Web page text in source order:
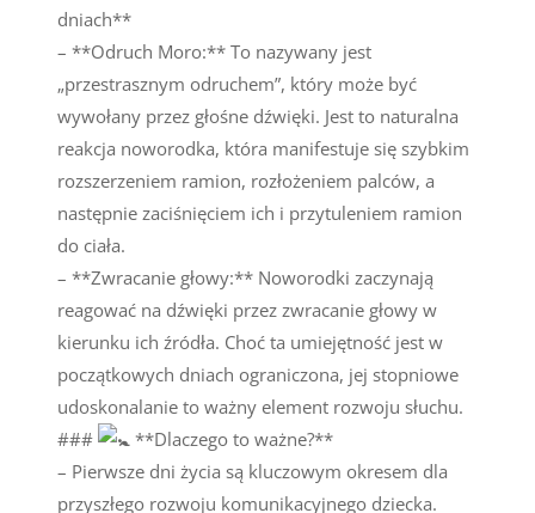
dniach**
– **Odruch Moro:** To nazywany jest
„przestrasznym odruchem”, który może być
wywołany przez głośne dźwięki. Jest to naturalna
reakcja noworodka, która manifestuje się szybkim
rozszerzeniem ramion, rozłożeniem palców, a
następnie zaciśnięciem ich i przytuleniem ramion
do ciała.
– **Zwracanie głowy:** Noworodki zaczynają
reagować na dźwięki przez zwracanie głowy w
kierunku ich źródła. Choć ta umiejętność jest w
początkowych dniach ograniczona, jej stopniowe
udoskonalanie to ważny element rozwoju słuchu.
###
**Dlaczego to ważne?**
– Pierwsze dni życia są kluczowym okresem dla
przyszłego rozwoju komunikacyjnego dziecka.